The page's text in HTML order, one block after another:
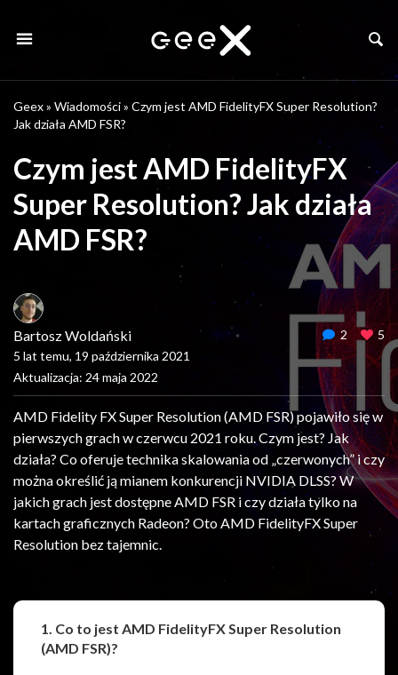
Geex» Wiadomości» Czym jest AMD FidelityFX Super Resolution?
Jak działa AMD FSR?
Czym jest AMD FidelityFX
Super Resolution? Jak działa
AMD FSR?
Bartosz Woldański
5 lat temu, 19 października 2021
Aktualizacja: 24 maja 2022
2 5
AMD Fidelity FX Super Resolution (AMD FSR) pojawiło się w
pierwszych grach w czerwcu 2021 roku. Czym jest? Jak
działa? Co oferuje technika skalowania od „czerwonych” i czy
można określić ją mianem konkurencji NVIDIA DLSS? W
jakich grach jest dostępne AMD FSR i czy działa tylko na
kartach graficznych Radeon? Oto AMD FidelityFX Super
Resolution bez tajemnic.
1. Co to jest AMD FidelityFX Super Resolution
(AMD FSR)?